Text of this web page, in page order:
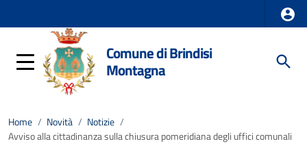
Comune di Brindisi
Montagna
Home / Novità / Notizie /
Avviso alla cittadinanza sulla chiusura pomeridiana degli uffici comunali